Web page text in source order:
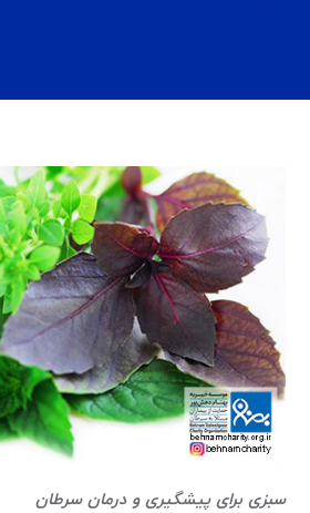
سبزی برای پیشگیری و درمان سرطان